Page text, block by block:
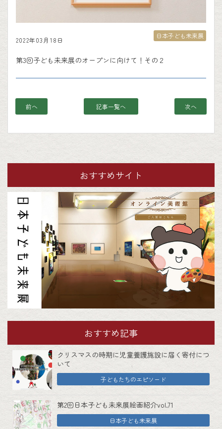
2022年03月18日
第3回子ども未来展のオープンに向けて！その２
日本子ども未来展
前へ 記事一覧へ 次へ
おすすめサイト
おすすめ記事
クリスマスの時期に児童養護施設に届く寄付につ
いて
子どもたちのエピソード
第2回日本子ども未来展絵画紹介vol.71
日本子ども未来展